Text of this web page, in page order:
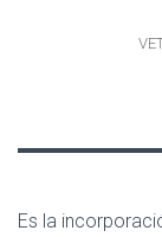
Es la